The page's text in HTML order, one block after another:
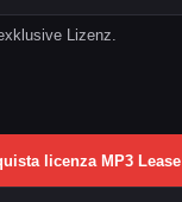
Lizenz.
licenza MP3 Lease